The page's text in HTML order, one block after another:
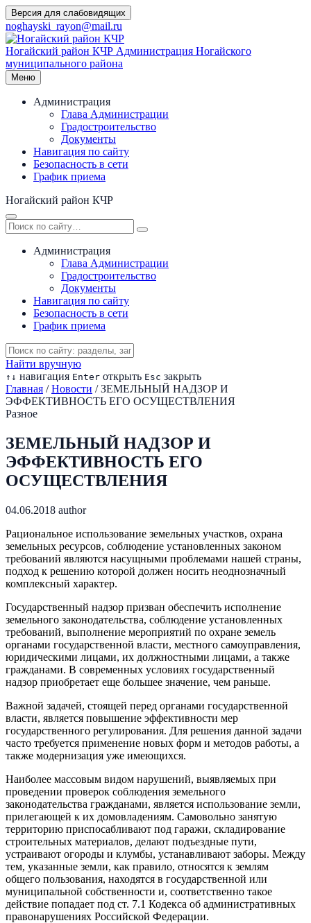
Перейти
к
содержимому
Версия для слабовидящих
noghayski_rayon@mail.ru
Ногайский район КЧР Администрация Ногайского
муниципального района
Меню
Администрация
Глава Администрации
Градостроительство
Документы
Навигация по сайту
Безопасность в сети
График приема
Ногайский район КЧР
Администрация
Глава Администрации
Градостроительство
Документы
Навигация по сайту
Безопасность в сети
График приема
Найти вручную
↑ ↓ навигация Enter открыть Esc закрыть
Главная / Новости / ЗЕМЕЛЬНЫЙ НАДЗОР И
ЭФФЕКТИВНОСТЬ ЕГО ОСУЩЕСТВЛЕНИЯ
Разное
ЗЕМЕЛЬНЫЙ НАДЗОР И
ЭФФЕКТИВНОСТЬ ЕГО
ОСУЩЕСТВЛЕНИЯ
04.06.2018 author
Рациональное использование земельных участков, охрана
земельных ресурсов, соблюдение установленных законом
требований являются насущными проблемами нашей страны,
подход к решению которой должен носить неоднозначный
комплексный характер.
Государственный надзор призван обеспечить исполнение
земельного законодательства, соблюдение установленных
требований, выполнение мероприятий по охране земель
органами государственной власти, местного самоуправления,
юридическими лицами, их должностными лицами, а также
гражданами. В современных условиях государственный
надзор приобретает еще большее значение, чем раньше.
Важной задачей, стоящей перед органами государственной
власти, является повышение эффективности мер
государственного регулирования. Для решения данной задачи
часто требуется применение новых форм и методов работы, а
также модернизация уже имеющихся.
Наиболее массовым видом нарушений, выявляемых при
проведении проверок соблюдения земельного
законодательства гражданами, является использование земли,
прилегающей к их домовладениям. Самовольно занятую
территорию приспосабливают под гаражи, складирование
строительных материалов, делают подъездные пути,
устраивают огороды и клумбы, устанавливают заборы. Между
тем, указанные земли, как правило, относятся к землям
общего пользования, находятся в государственной или
муниципальной собственности и, соответственно такое
действие попадает под ст. 7.1 Кодекса об административных
правонарушениях Российской Федерации.